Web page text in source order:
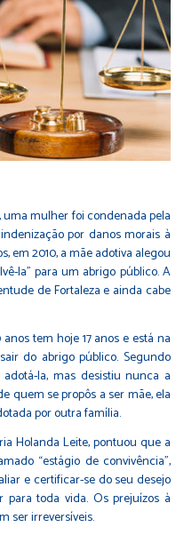
mulher foi condenada pela
por danos morais à
em 2010, a mãe adotiva alegou
la” para um abrigo público. A
de Fortaleza e ainda cabe
tem hoje 17 anos e está na
do abrigo público. Segundo
la, mas desistiu nunca a
quem se propôs a ser mãe, ela
por outra família.
Holanda Leite, pontuou que a
“estágio de convivência”,
e certificar-se do seu desejo
toda vida. Os prejuízos à
ser irreversíveis.